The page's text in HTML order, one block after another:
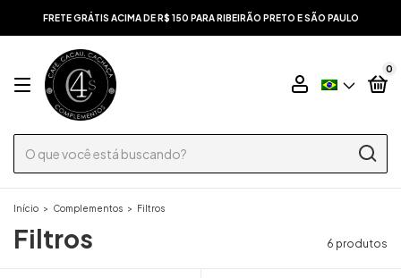
FRETE GRÁTIS ACIMA DE R$ 150 PARA RIBEIRÃO PRETO E SÃO PAULO
0
Início > Complementos > Filtros
Filtros 6 produtos